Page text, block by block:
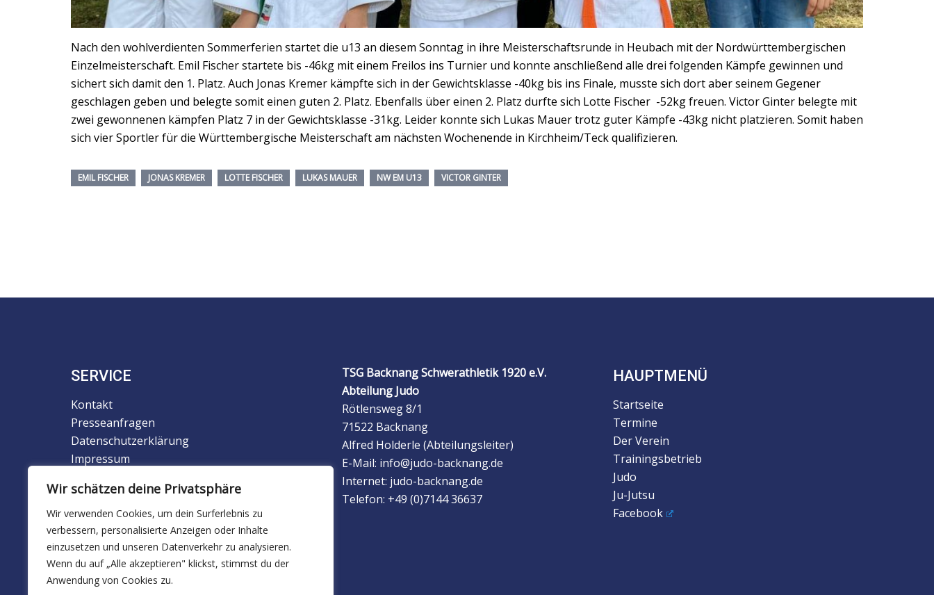
Wir schätzen deine Privatsphäre
Wir verwenden Cookies, um dein Surferlebnis zu
verbessern, personalisierte Anzeigen oder Inhalte
einzusetzen und unseren Datenverkehr zu analysieren.
Wenn du auf „Alle akzeptieren" klickst, stimmst du der
Anwendung von Cookies zu.
Nach den wohlverdienten Sommerferien startet die u13 an diesem Sonntag in ihre Meisterschaftsrunde in Heubach mit der Nordwürttembergischen
Einzelmeisterschaft. Emil Fischer startete bis -46kg mit einem Freilos ins Turnier und konnte anschließend alle drei folgenden Kämpfe gewinnen und
sichert sich damit den 1. Platz. Auch Jonas Kremer kämpfte sich in der Gewichtsklasse -40kg bis ins Finale, musste sich dort aber seinem Gegener
geschlagen geben und belegte somit einen guten 2. Platz. Ebenfalls über einen 2. Platz durfte sich Lotte Fischer -52kg freuen. Victor Ginter belegte mit
zwei gewonnenen kämpfen Platz 7 in der Gewichtsklasse -31kg. Leider konnte sich Lukas Mauer trotz guter Kämpfe -43kg nicht platzieren. Somit haben
sich vier Sportler für die Württembergische Meisterschaft am nächsten Wochenende in Kirchheim/Teck qualifizieren.
EMIL FISCHER JONAS KREMER LOTTE FISCHER LUKAS MAUER NW EM U13 VICTOR GINTER
SERVICE
Kontakt
Presseanfragen
Datenschutzerklärung
Impressum
Downloads
Alle externen Links sind mit diesem Symbol
gekennzeichnet.
TSG Backnang Schwerathletik 1920 e.V.
Abteilung Judo
Rötlensweg 8/1
71522 Backnang
Alfred Holderle (Abteilungsleiter)
E-Mail: info@judo-backnang.de
Internet: judo-backnang.de
Telefon: +49 (0)7144 36637
HAUPTMENÜ
Startseite
Termine
Der Verein
Trainingsbetrieb
Judo
Ju-Jutsu
Facebook